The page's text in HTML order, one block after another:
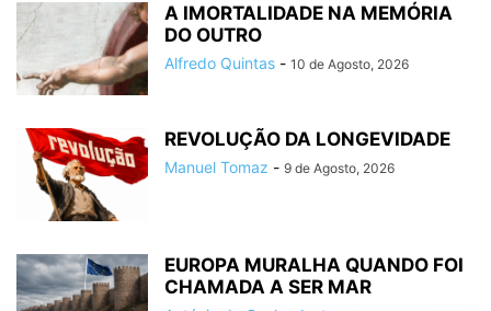
A IMORTALIDADE NA MEMÓRIA
DO OUTRO
Alfredo Quintas - 10 de Agosto, 2026
REVOLUÇÃO DA LONGEVIDADE
Manuel Tomaz - 9 de Agosto, 2026
EUROPA MURALHA QUANDO FOI
CHAMADA A SER MAR